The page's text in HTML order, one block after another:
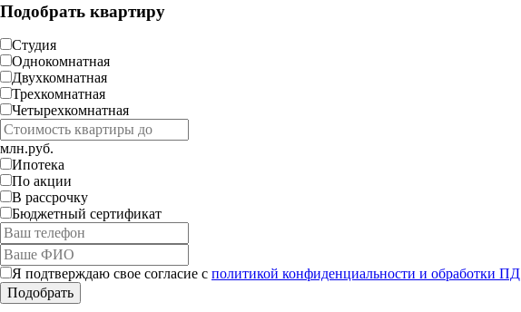
Подобрать квартиру
Студия
Однокомнатная
Двухкомнатная
Трехкомнатная
Четырехкомнатная
млн.руб.
Ипотека
По акции
В рассрочку
Бюджетный сертификат
Я подтверждаю свое согласие с политикой конфиденциальности и обработки ПД